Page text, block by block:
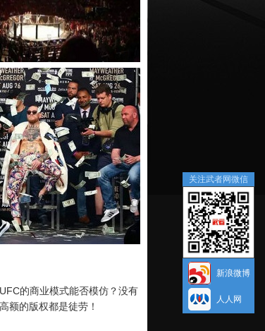
UFC的商业模式能否模仿？没有
高额的版权都是徒劳！
关注武者网微信
新浪微博
人人网